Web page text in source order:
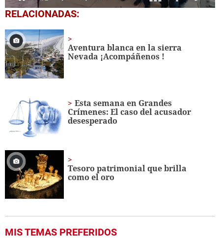
0
seconds
1
minute,
56
seconds
RELACIONADAS:
Aventura blanca en la sierra
Nevada ¡Acompáñenos !
Esta semana en Grandes
Crímenes: El caso del acusador
desesperado
Tesoro patrimonial que brilla
como el oro
MIS TEMAS PREFERIDOS